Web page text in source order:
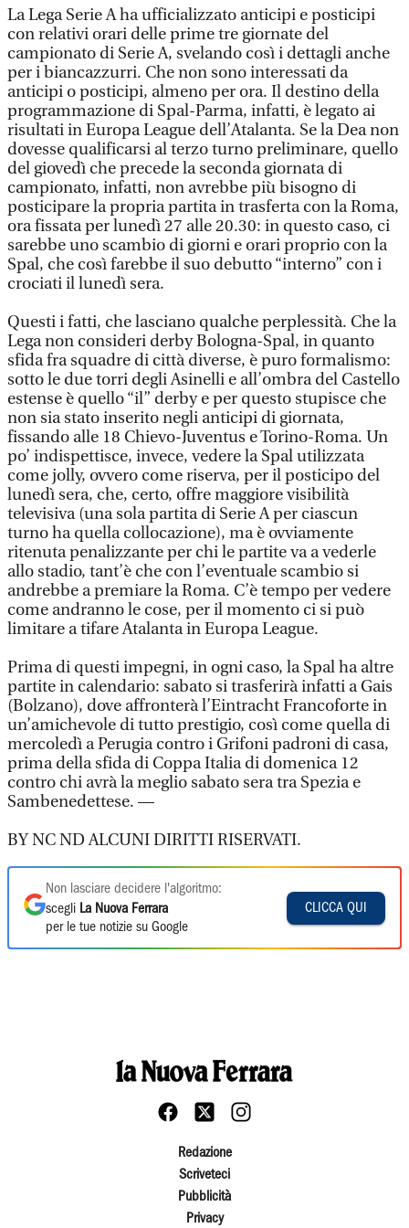
La Lega Serie A ha ufficializzato anticipi e posticipi
con relativi orari delle prime tre giornate del
campionato di Serie A, svelando così i dettagli anche
per i biancazzurri. Che non sono interessati da
anticipi o posticipi, almeno per ora. Il destino della
programmazione di Spal-Parma, infatti, è legato ai
risultati in Europa League dell’Atalanta. Se la Dea non
dovesse qualificarsi al terzo turno preliminare, quello
del giovedì che precede la seconda giornata di
campionato, infatti, non avrebbe più bisogno di
posticipare la propria partita in trasferta con la Roma,
ora fissata per lunedì 27 alle 20.30: in questo caso, ci
sarebbe uno scambio di giorni e orari proprio con la
Spal, che così farebbe il suo debutto “interno” con i
crociati il lunedì sera.
Questi i fatti, che lasciano qualche perplessità. Che la
Lega non consideri derby Bologna-Spal, in quanto
sfida fra squadre di città diverse, è puro formalismo:
sotto le due torri degli Asinelli e all’ombra del Castello
estense è quello “il” derby e per questo stupisce che
non sia stato inserito negli anticipi di giornata,
fissando alle 18 Chievo-Juventus e Torino-Roma. Un
po’ indispettisce, invece, vedere la Spal utilizzata
come jolly, ovvero come riserva, per il posticipo del
lunedì sera, che, certo, offre maggiore visibilità
televisiva (una sola partita di Serie A per ciascun
turno ha quella collocazione), ma è ovviamente
ritenuta penalizzante per chi le partite va a vederle
allo stadio, tant’è che con l’eventuale scambio si
andrebbe a premiare la Roma. C’è tempo per vedere
come andranno le cose, per il momento ci si può
limitare a tifare Atalanta in Europa League.
Prima di questi impegni, in ogni caso, la Spal ha altre
partite in calendario: sabato si trasferirà infatti a Gais
(Bolzano), dove affronterà l’Eintracht Francoforte in
un’amichevole di tutto prestigio, così come quella di
mercoledì a Perugia contro i Grifoni padroni di casa,
prima della sfida di Coppa Italia di domenica 12
contro chi avrà la meglio sabato sera tra Spezia e
Sambenedettese. —
BY NC ND ALCUNI DIRITTI RISERVATI.
Non lasciare decidere l'algoritmo:
scegli La Nuova Ferrara
per le tue notizie su Google
CLICCA QUI
Redazione
Scriveteci
Pubblicità
Privacy